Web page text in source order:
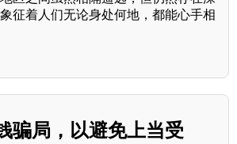
征着人们无论身处何地，都能心手相
骗局，以避免上当受